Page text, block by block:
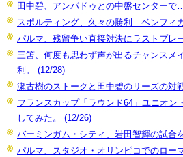
田中碧、アンパドゥとの中盤センター
スポルティング、久々の勝利…ベンフィ
パルマ、残留争い直接対決にラストプレ
三笘、何度も思わず声が出るチャンスメ
利。 (12/28)
瀬古樹のストークと田中碧のリーズの対
フランスカップ「ラウンド64」ユニオン
してみた。 (12/26)
バーミンガム・シティ、岩田智輝の試合
パルマ、スタジオ・オリンピコでのロー